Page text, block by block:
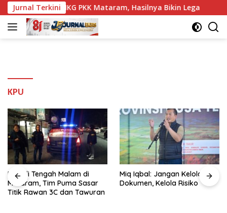
Langsung
ke
konten
Jurnal Terkini
Diuji di HKG PKK Mataram, Hasilnya Bikin Lega
KPU
Patroli Tengah Malam di
Mataram, Tim Puma Sasar
Titik Rawan 3C dan Tawuran
Miq Iqbal: Jangan Kelola
Dokumen, Kelola Risiko